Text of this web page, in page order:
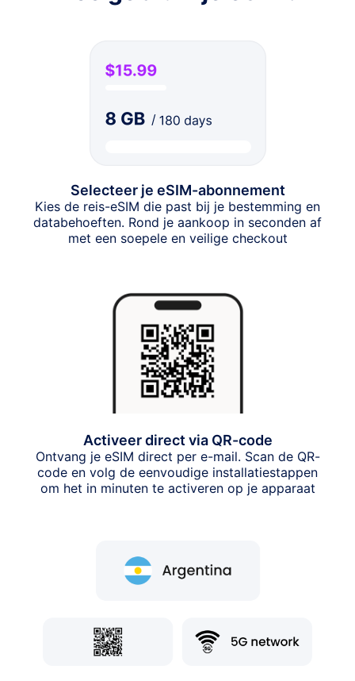
Selecteer je eSIM-abonnement
Kies de reis-eSIM die past bij je bestemming en
databehoeften. Rond je aankoop in seconden af
met een soepele en veilige checkout
Activeer direct via QR-code
Ontvang je eSIM direct per e-mail. Scan de QR-
code en volg de eenvoudige installatiestappen
om het in minuten te activeren op je apparaat